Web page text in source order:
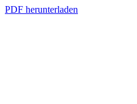
PDF herunterladen